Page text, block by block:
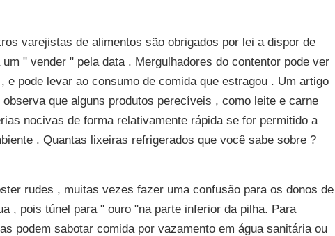
varejistas de alimentos são obrigados por lei a dispor de
" vender " pela data . Mergulhadores do contentor pode ver
e pode levar ao consumo de comida que estragou . Um artigo
que alguns produtos perecíveis , como leite e carne
nocivas de forma relativamente rápida se for permitido a
. Quantas lixeiras refrigerados que você sabe sobre ?
rudes , muitas vezes fazer uma confusão para os donos de
, pois túnel para " ouro "na parte inferior da pilha. Para
podem sabotar comida por vazamento em água sanitária ou